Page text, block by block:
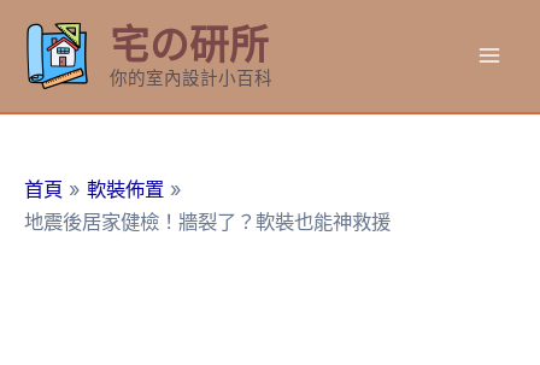
要
宅の研所
你的室內設計小百科
首頁
軟裝佈置
地震後居家健檢！牆裂了？軟裝也能神救援